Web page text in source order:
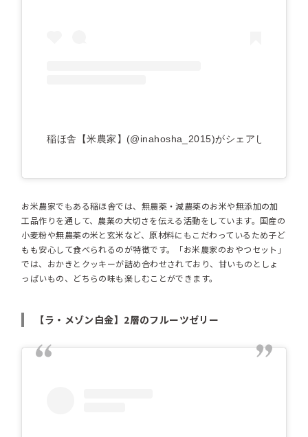
稲ほ舎【米農家】(@inahosha_2015)がシェアした投稿
お米農家でもある稲ほ舎では、無農薬・減農薬のお米や無添加の加
工品作りを通して、農業の大切さを伝える活動をしています。国産の
小麦粉や無農薬の米と玄米など、原材料にもこだわっているため子ど
もも安心して食べられるのが特徴です。「お米農家のおやつセット」
では、おかきとクッキーが詰め合わせされており、甘いものとしょ
っぱいもの、どちらの味も楽しむことができます。
【ラ・メゾン白金】2層のフルーツゼリー